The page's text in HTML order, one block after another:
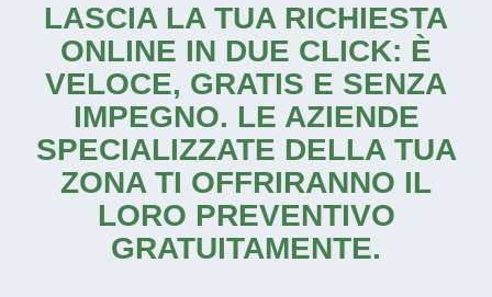
LASCIA LA TUA RICHIESTA
ONLINE IN DUE CLICK: È
VELOCE, GRATIS E SENZA
IMPEGNO. LE AZIENDE
SPECIALIZZATE DELLA TUA
ZONA TI OFFRIRANNO IL
LORO PREVENTIVO
GRATUITAMENTE.